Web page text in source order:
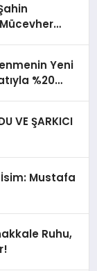
Yeni
%20
VE ŞARKICI
İsim: Mustafa
Ruhu,